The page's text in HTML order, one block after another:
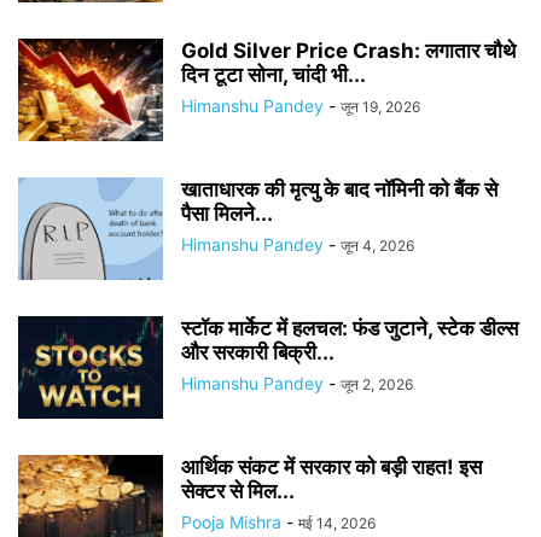
Gold Silver Price Crash: लगातार चौथे
दिन टूटा सोना, चांदी भी...
Himanshu Pandey - जून 19, 2026
खाताधारक की मृत्यु के बाद नॉमिनी को बैंक से
पैसा मिलने...
Himanshu Pandey - जून 4, 2026
स्टॉक मार्केट में हलचल: फंड जुटाने, स्टेक डील्स
और सरकारी बिक्री...
Himanshu Pandey - जून 2, 2026
आर्थिक संकट में सरकार को बड़ी राहत! इस
सेक्टर से मिल...
Pooja Mishra - मई 14, 2026